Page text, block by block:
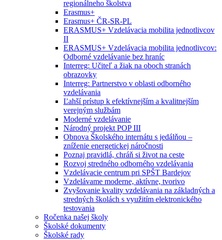
regionálneho školstva
Erasmus+
Erasmus+ ČR-SR-PL
ERASMUS+ Vzdelávacia mobilita jednotlivcov
II
ERASMUS+ Vzdelávacia mobilita jednotlivcov:
Odborné vzdelávanie bez hraníc
Interreg: Učiteľ a žiak na oboch stranách
obrazovky
Interreg: Partnerstvo v oblasti odborného
vzdelávania
Ľahší prístup k efektívnejším a kvalitnejším
verejným službám
Moderné vzdelávanie
Národný projekt POP III
Obnova Školského internátu s jedálňou –
zníženie energetickej náročnosti
Poznaj pravidlá, chráň si život na ceste
Rozvoj stredného odborného vzdelávania
Vzdelávacie centrum pri SPŠT Bardejov
Vzdelávame moderne, aktívne, tvorivo
Zvyšovanie kvality vzdelávania na základných a
stredných školách s využitím elektronického
testovania
Ročenka našej školy
Školské dokumenty
Školské rady